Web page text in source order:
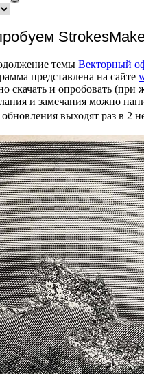
темы Векторный
представлена на сайте
скачать и опробовать (при
и замечания можно
выходят раз в 2